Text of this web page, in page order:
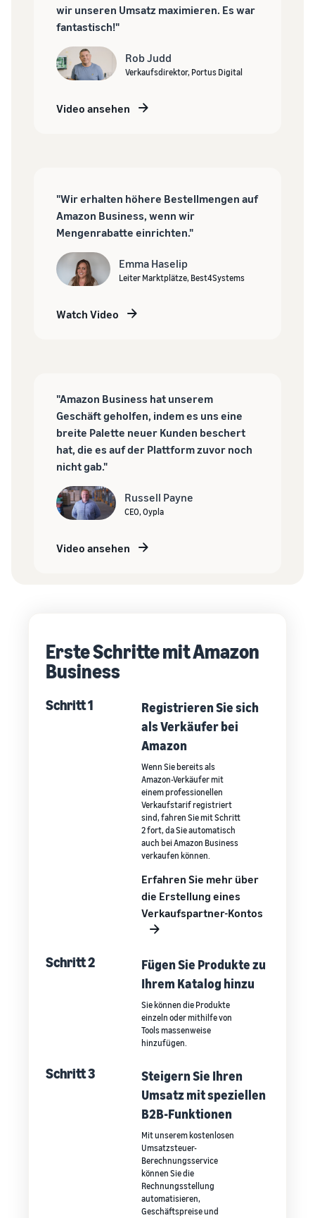
wir unseren Umsatz maximieren. Es war
fantastisch!"
Rob Judd
Verkaufsdirektor, Portus Digital
Video ansehen
"Wir erhalten höhere Bestellmengen auf
Amazon Business, wenn wir
Mengenrabatte einrichten."
Emma Haselip
Leiter Marktplätze, Best4Systems
Watch Video
"Amazon Business hat unserem
Geschäft geholfen, indem es uns eine
breite Palette neuer Kunden beschert
hat, die es auf der Plattform zuvor noch
nicht gab."
Russell Payne
CEO, Oypla
Video ansehen
Erste Schritte mit Amazon
Business
Schritt 1
Registrieren Sie sich
als Verkäufer bei
Amazon
Wenn Sie bereits als
Amazon-Verkäufer mit
einem professionellen
Verkaufstarif registriert
sind, fahren Sie mit Schritt
2 fort, da Sie automatisch
auch bei Amazon Business
verkaufen können.
Erfahren Sie mehr über
die Erstellung eines
Verkaufspartner-Kontos
Schritt 2
Fügen Sie Produkte zu
Ihrem Katalog hinzu
Sie können die Produkte
einzeln oder mithilfe von
Tools massenweise
hinzufügen.
Schritt 3
Steigern Sie Ihren
Umsatz mit speziellen
B2B-Funktionen
Mit unserem kostenlosen
Umsatzsteuer-
Berechnungsservice
können Sie die
Rechnungsstellung
automatisieren,
Geschäftspreise und